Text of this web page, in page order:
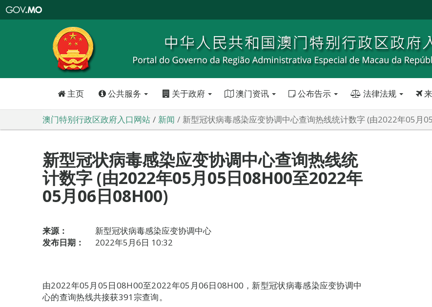
特
政
区
政
口
主页 公共服务 关于政府 澳门资讯 公布告示 法律法规
澳门特别行政区政府入口网站 新闻 新型冠状病毒感染应变协调中心查询热线统计数字 (由2022年05月
新型冠状病毒感染应变协调中心查询热线统
计数字 (由2022年05月05日08H00至2022年
05月06日08H00)
来源：
新型冠状病毒感染应变协调中心
发布日期：
2022年5月6日 10:32
由2022年05月05日08H00至2022年05月06日08H00，新型冠状病毒感染应变协调中
心的查询热线共接获391宗查询。